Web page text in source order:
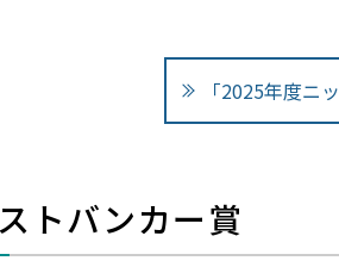
「2025年度ニ
トバンカー賞